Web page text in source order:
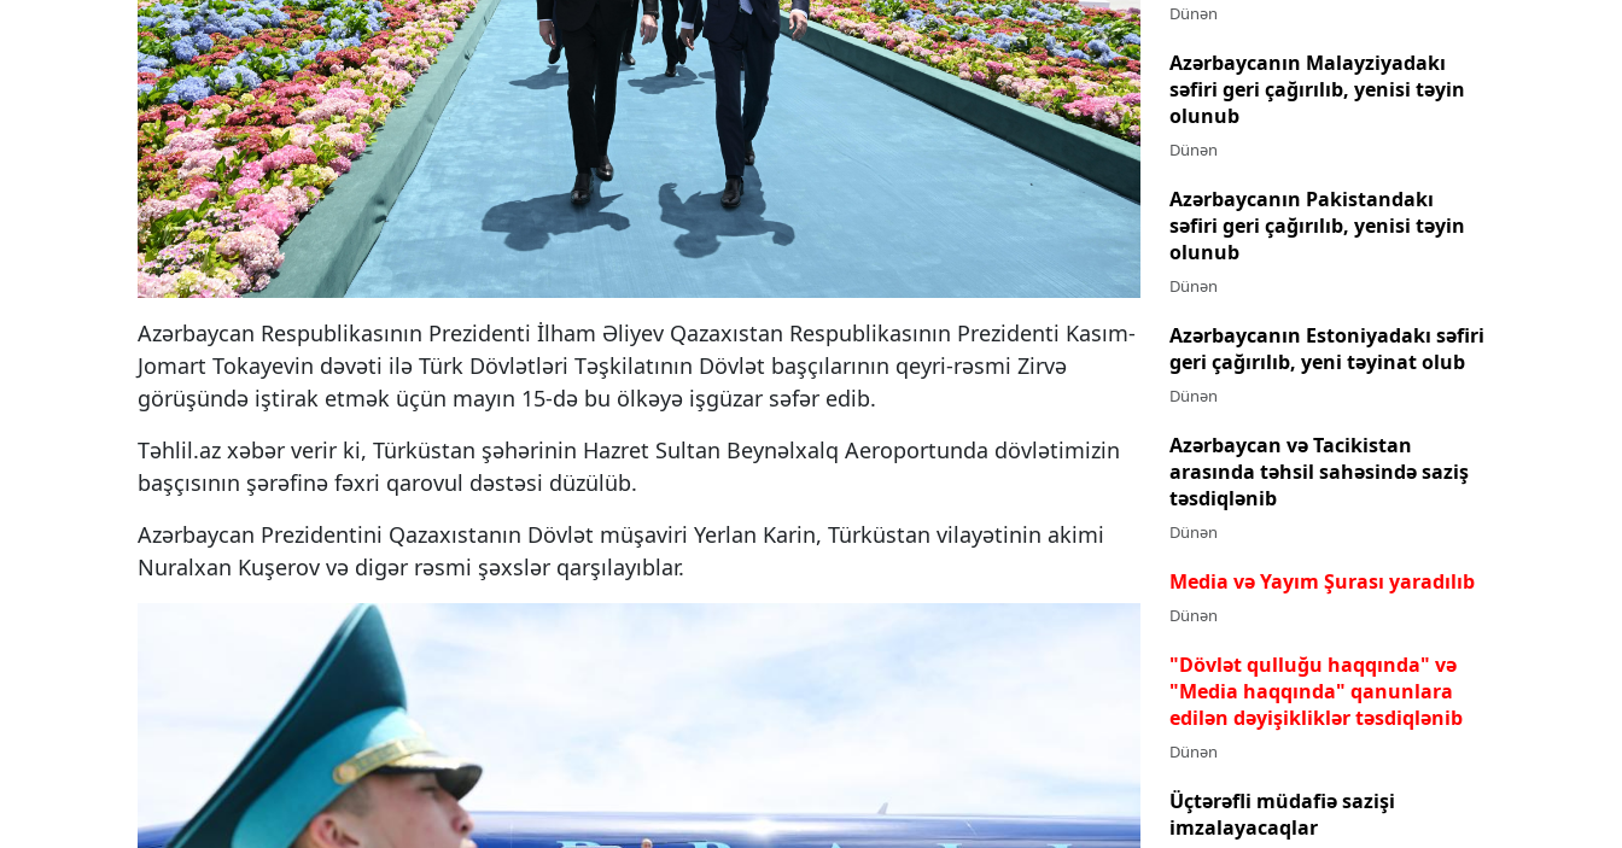
Azərbaycan Respublikasının Prezidenti İlham Əliyev Qazaxıstan Respublikasının Prezidenti Kasım-
Jomart Tokayevin dəvəti ilə Türk Dövlətləri Təşkilatının Dövlət başçılarının qeyri-rəsmi Zirvə
görüşündə iştirak etmək üçün mayın 15-də bu ölkəyə işgüzar səfər edib.
Təhlil.az xəbər verir ki, Türküstan şəhərinin Hazret Sultan Beynəlxalq Aeroportunda dövlətimizin
başçısının şərəfinə fəxri qarovul dəstəsi düzülüb.
Azərbaycan Prezidentini Qazaxıstanın Dövlət müşaviri Yerlan Karin, Türküstan vilayətinin akimi
Nuralxan Kuşerov və digər rəsmi şəxslər qarşılayıblar.
Dünən
Azərbaycanın Malayziyadakı
səfiri geri çağırılıb, yenisi təyin
olunub
Dünən
Azərbaycanın Pakistandakı
səfiri geri çağırılıb, yenisi təyin
olunub
Dünən
Azərbaycanın Estoniyadakı səfiri
geri çağırılıb, yeni təyinat olub
Dünən
Azərbaycan və Tacikistan
arasında təhsil sahəsində saziş
təsdiqlənib
Dünən
Media və Yayım Şurası yaradılıb
Dünən
"Dövlət qulluğu haqqında" və
"Media haqqında" qanunlara
edilən dəyişikliklər təsdiqlənib
Dünən
Üçtərəfli müdafiə sazişi
imzalayacaqlar